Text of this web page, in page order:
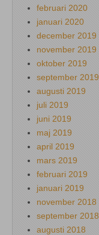
februari 2020
januari 2020
december 2019
november 2019
oktober 2019
september 2019
augusti 2019
juli 2019
juni 2019
maj 2019
april 2019
mars 2019
februari 2019
januari 2019
november 2018
september 2018
augusti 2018